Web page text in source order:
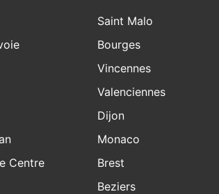
Centre
Saint Malo
Bourges
Vincennes
Valenciennes
Dijon
Monaco
Brest
Beziers